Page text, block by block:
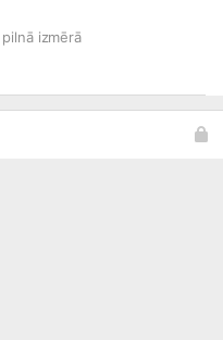
izmērā